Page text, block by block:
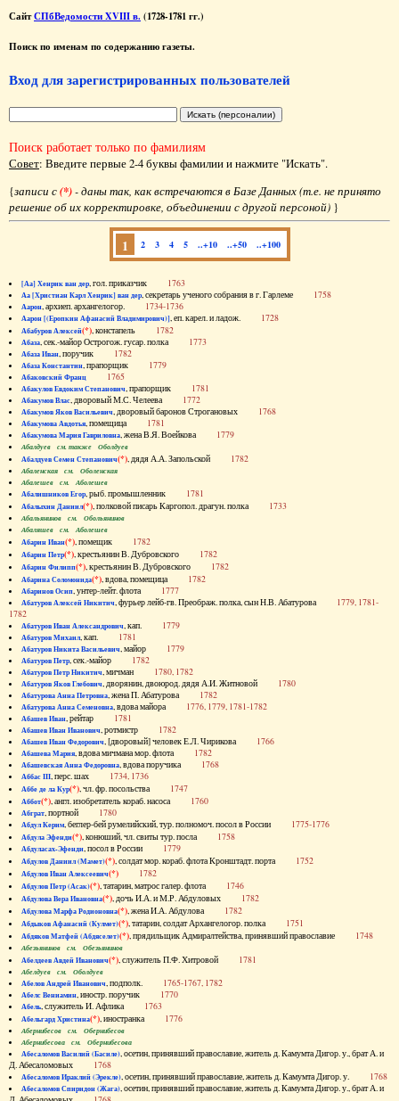
СайтСПбВедомости XVIII в. (1728-1781 гг.)
Поиск по именам по содержанию газеты.
Вход для зарегистрированных пользователей
Поиск работает только по фамилиям
Совет: Введите первые 2-4 буквы фамилии и нажмите "Искать".
{записи с(*)- даны так, как встречаются в Базе Данных (т.е. не принято
решение об их корректировке, объединении с другой персоной) }
1 2 3 4 5 ..+10 ..+50 ..+100
[Аа] Хенрик ван дер, гол. приказчик 1763
Аа [Христиан Карл Хенрик] ван дер, секретарь ученого собрания в г. Гарлеме 1758
Аарон, архиеп. архангелогор. 1734-1736
Аарон [(Еропкин Афанасий Владимирович)], еп. карел. и ладож. 1728
Абабуров Алексей(*), констапель 1782
Абаза, сек.-майор Острогож. гусар. полка 1773
Абаза Иван, поручик 1782
Абаза Константин, прапорщик 1779
Абаковский Франц 1765
Абакулов Евдоким Степанович, прапорщик 1781
Абакумов Влас, дворовый М.С. Челеева 1772
Абакумов Яков Васильевич, дворовый баронов Строгановых 1768
Абакумова Авдотья, помещица 1781
Абакумова Мария Гавриловна, жена В.Я. Воейкова 1779
Абалдуев см. также Оболдуев
Абалдуев Семен Степанович(*), дядя А.А. Запольской 1782
Абаленская см. Оболенская
Абалешев см. Аболешев
Абалишников Егор, рыб. промышленник 1781
Абалыхин Даниил(*), полковой писарь Каргопол. драгун. полка 1733
Абальянинов см. Обольянинов
Абаляшев см. Аболешев
Абарин Иван(*), помещик 1782
Абарин Петр(*), крестьянин В. Дубровского 1782
Абарин Филипп(*), крестьянин В. Дубровского 1782
Абарина Соломонида(*), вдова, помещица 1782
Абаринов Осип, унтер-лейт. флота 1777
Абатуров Алексей Никитич, фурьер лейб-гв. Преображ. полка, сын Н.В. Абатурова 1779, 1781-
1782
Абатуров Иван Александрович, кап. 1779
Абатуров Михаил, кап. 1781
Абатуров Никита Васильевич, майор 1779
Абатуров Петр, сек.-майор 1782
Абатуров Петр Никитич, мичман 1780, 1782
Абатуров Яков Глебович, дворянин, двоюрод. дядя А.И. Житновой 1780
Абатурова Анна Петровна, жена П. Абатурова 1782
Абатурова Анна Семеновна, вдова майора 1776, 1779, 1781-1782
Абашев Иван, рейтар 1781
Абашев Иван Иванович, ротмистр 1782
Абашев Иван Федорович, [дворовый] человек Е.Л. Чирикова 1766
Абашева Мария, вдова мичмана мор. флота 1782
Абашевская Анна Федоровна, вдова поручика 1768
Аббас III, перс. шах 1734, 1736
Аббе де ла Кур(*), чл. фр. посольства 1747
Аббот(*), англ. изобретатель кораб. насоса 1760
Абграт, портной 1780
Абдул Керим, беглер-бей румелийский, тур. полномоч. посол в России 1775-1776
Абдула Эфенди(*), конюший, чл. свиты тур. посла 1758
Абдуласах-Эфенди, посол в России 1779
Абдулов Даниил (Мамет)(*), солдат мор. кораб. флота Кронштадт. порта 1752
Абдулов Иван Алексеевич(*) 1782
Абдулов Петр (Асак)(*), татарин, матрос галер. флота 1746
Абдулова Вера Ивановна(*), дочь И.А. и М.Р. Абдуловых 1782
Абдулова Марфа Родионовна(*), жена И.А. Абдулова 1782
Абдыков Афанасий (Кулмет)(*), татарин, солдат Архангелогор. полка 1751
Абдяков Матфей (Абдяселет)(*), прядильщик Адмиралтейства, принявший православие 1748
Абезьянинов см. Обезьянинов
Абелдеев Авдей Иванович(*), служитель П.Ф. Хитровой 1781
Абелдуев см. Оболдуев
Абелов Андрей Иванович, подполк. 1765-1767, 1782
Абелс Вениамин, иностр. поручик 1770
Абель, служитель И. Афлика 1763
Абельгард Христина(*), иностранка 1776
Абернибесов см. Обернибесов
Абернибесова см. Обернибесова
Абесаломов Василий (Басиле), осетин, принявший православие, житель д. Камумта Дигор. у., брат А. и
Д. Абесаломовых 1768
Абесаломов Ираклий (Эрекле), осетин, принявший православие, житель д. Камумта Дигор. у. 1768
Абесаломов Спиридон (Жага), осетин, принявший православие, житель д. Камумта Дигор. у., брат А. и